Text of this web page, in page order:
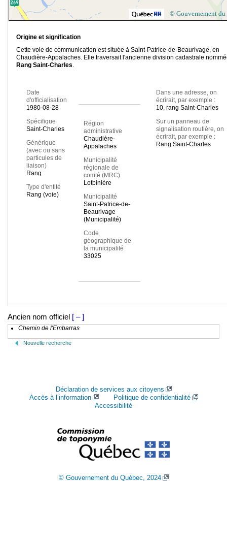
© Gouvernement du
Origine et signification
Cette voie de communication est située à Saint-Patrice-de-Beaurivage, en
Chaudière-Appalaches. Elle traversait l'ancienne division cadastrale
Rang Saint-Charles.
Date
d'officialisation
1980-08-28
Spécifique
Saint-Charles
Générique
(avec ou sans
particules de
liaison)
Rang
Type d'entité
Rang (voie)
Région
administrative
Chaudière-
Appalaches
Municipalité
régionale de
comté (MRC)
Lotbinière
Municipalité
Saint-Patrice-de-
Beaurivage
(Municipalité)
Code
géographique de
la municipalité
33025
Dans une adresse, on
écrirait, par exemple :
10, rang Saint-Charles
Sur un panneau de
signalisation routière, on
écrirait, par exemple :
Rang Saint-Charles
Ancien nom officiel [ – ]
Chemin de l'Embarras
Nouvelle recherche
Déclaration de services aux citoyens
Accès à l’information
Politique de confidentialité
Accessibilité
© Gouvernement du Québec, 2024